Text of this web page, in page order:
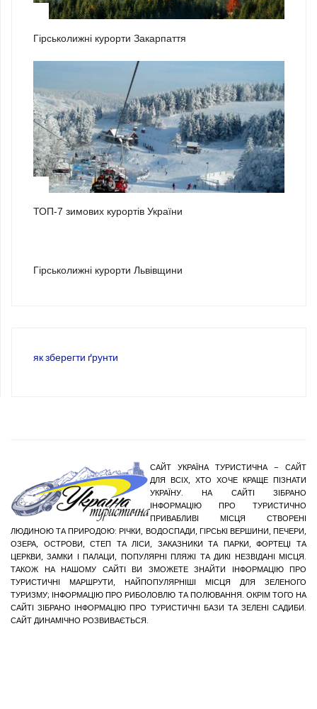
Гірськолижні курорти Закарпаття
ТОП-7 зимових курортів України
Гірськолижні курорти Львівщини
як зберегти ґрунти
САЙТ УКРАЇНА ТУРИСТИЧНА – САЙТ
ДЛЯ ВСІХ, ХТО ХОЧЕ КРАЩЕ ПІЗНАТИ
УКРАЇНУ. НА САЙТІ ЗІБРАНО
ІНФОРМАЦІЮ ПРО ТУРИСТИЧНО
ПРИВАБЛИВІ МІСЦЯ СТВОРЕНІ
ЛЮДИНОЮ ТА ПРИРОДОЮ: РІЧКИ, ВОДОСПАДИ, ГІРСЬКІ ВЕРШИНИ, ПЕЧЕРИ,
ОЗЕРА, ОСТРОВИ, СТЕП ТА ЛІСИ, ЗАКАЗНИКИ ТА ПАРКИ, ФОРТЕЦІ ТА
ЦЕРКВИ, ЗАМКИ І ПАЛАЦИ, ПОПУЛЯРНІ ПЛЯЖІ ТА ДИКІ НЕЗВІДАНІ МІСЦЯ.
ТАКОЖ НА НАШОМУ САЙТІ ВИ ЗМОЖЕТЕ ЗНАЙТИ ІНФОРМАЦІЮ ПРО
ТУРИСТИЧНІ МАРШРУТИ, НАЙПОПУЛЯРНІШІ МІСЦЯ ДЛЯ ЗЕЛЕНОГО
ТУРИЗМУ; ІНФОРМАЦІЮ ПРО РИБОЛОВЛЮ ТА ПОЛЮВАННЯ. ОКРІМ ТОГО НА
САЙТІ ЗІБРАНО ІНФОРМАЦІЮ ПРО ТУРИСТИЧНІ БАЗИ ТА ЗЕЛЕНІ САДИБИ.
САЙТ ДИНАМІЧНО РОЗВИВАЄТЬСЯ.